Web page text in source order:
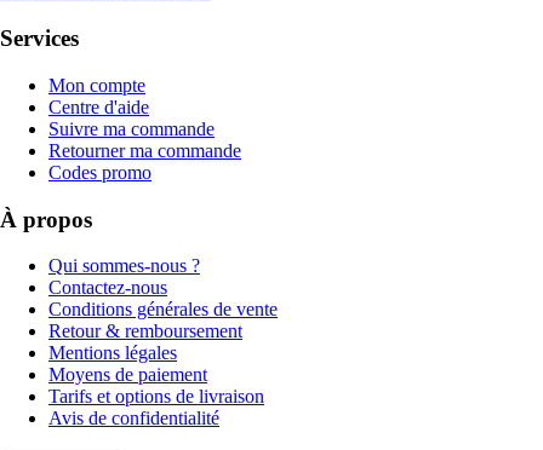
Services
Mon compte
Centre d'aide
Suivre ma commande
Retourner ma commande
Codes promo
À propos
Qui sommes-nous ?
Contactez-nous
Conditions générales de vente
Retour & remboursement
Mentions légales
Moyens de paiement
Tarifs et options de livraison
Avis de confidentialité